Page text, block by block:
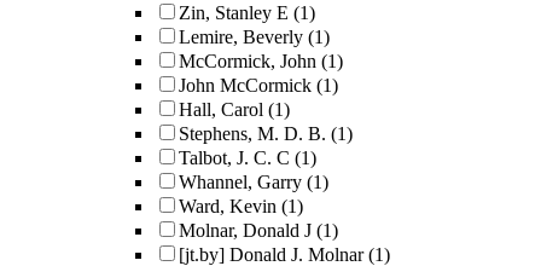
Zin, Stanley E (1)
Lemire, Beverly (1)
McCormick, John (1)
John McCormick (1)
Hall, Carol (1)
Stephens, M. D. B. (1)
Talbot, J. C. C (1)
Whannel, Garry (1)
Ward, Kevin (1)
Molnar, Donald J (1)
[jt.by] Donald J. Molnar (1)